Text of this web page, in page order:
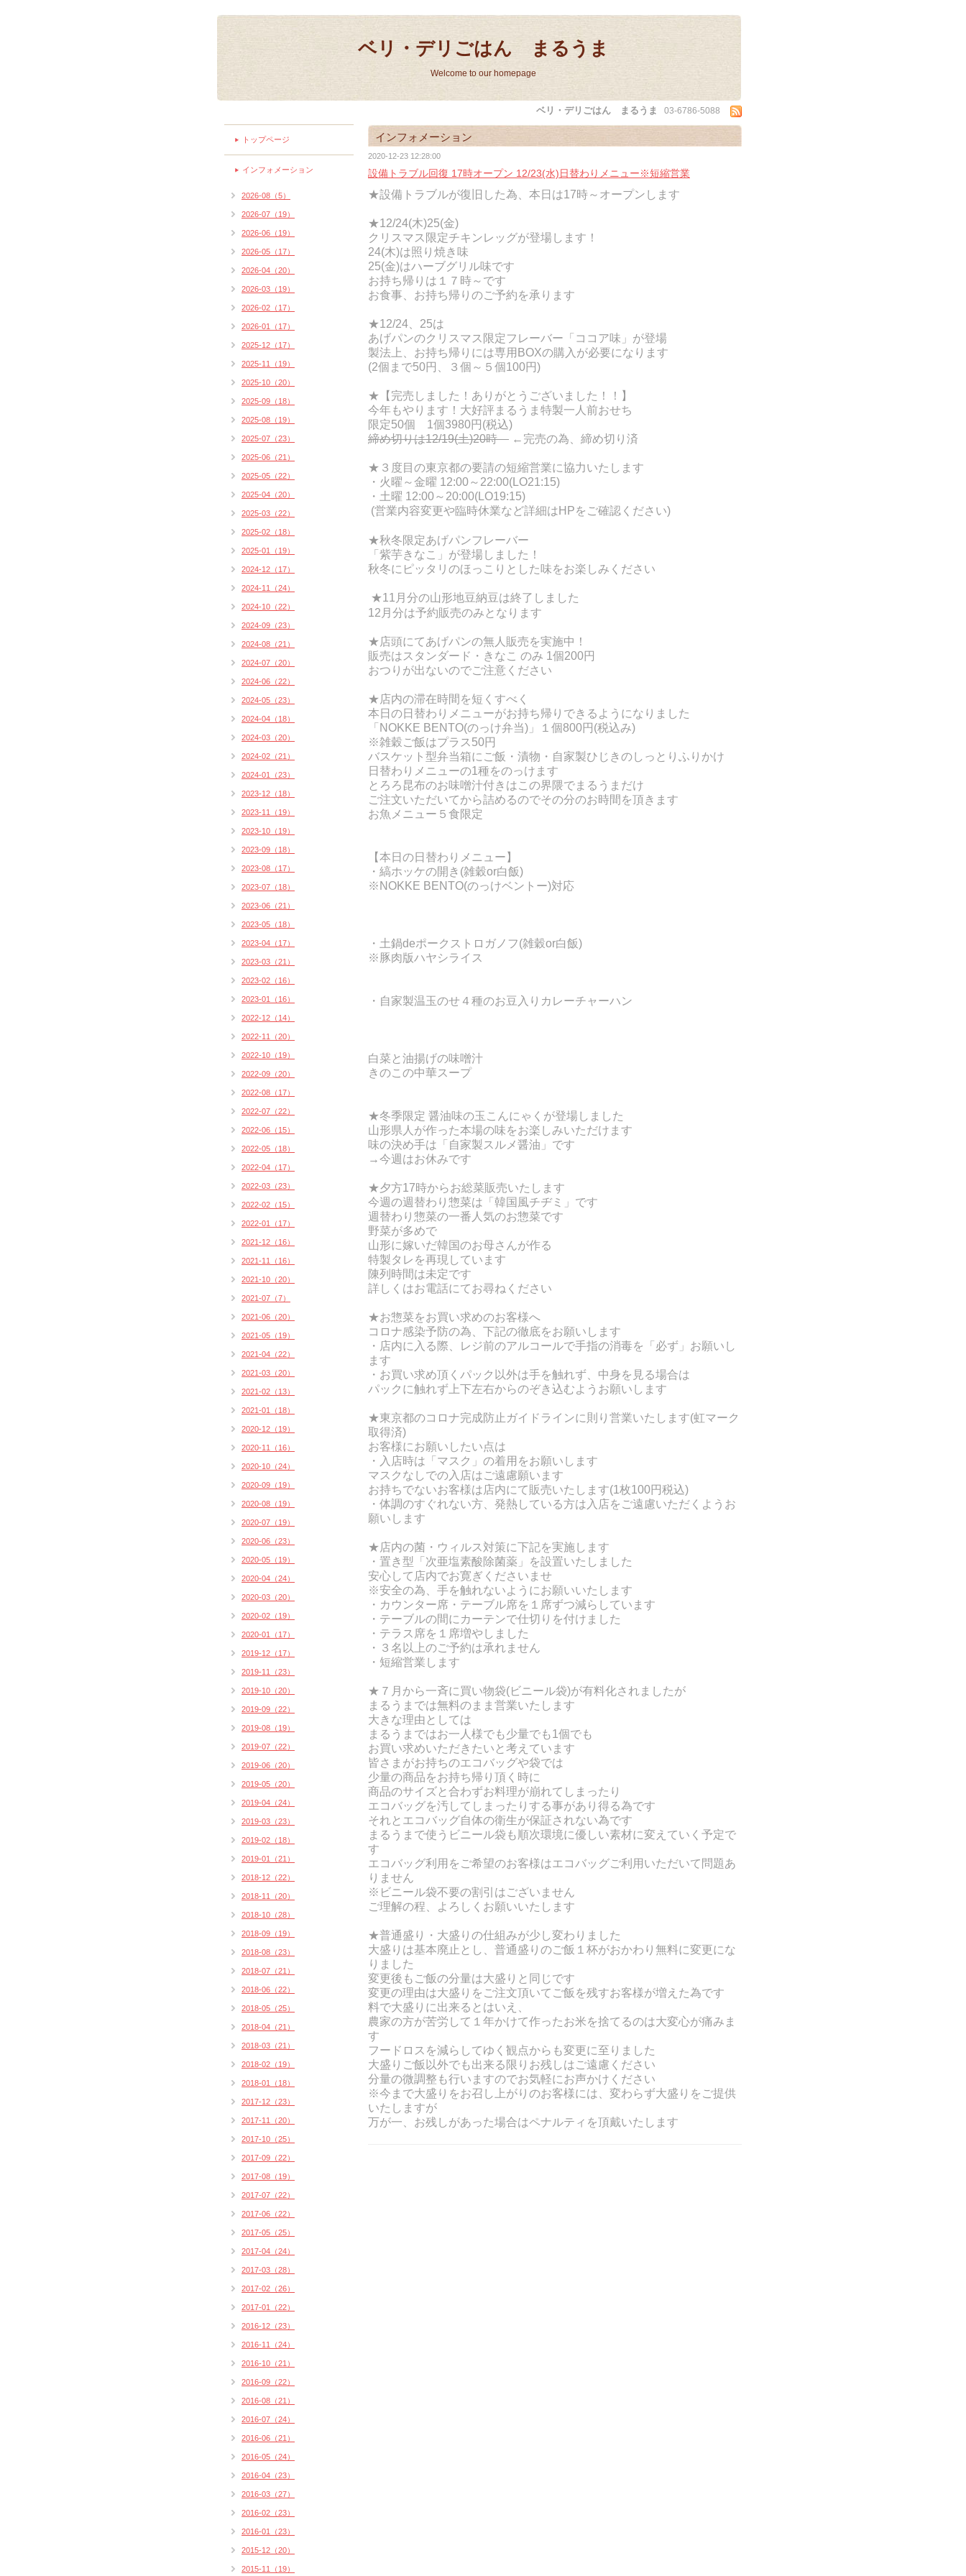
ベリ・デリごはん まるうま
Welcome to our homepage
ベリ・デリごはん まるうま 03-6786-5088
インフォメーション
2020-12-23 12:28:00
設備トラブル回復 17時オープン 12/23(水)日替わりメニュー※短縮営業
★設備トラブルが復旧した為、本日は17時～オープンします
★12/24(木)25(金)
クリスマス限定チキンレッグが登場します！
24(木)は照り焼き味
25(金)はハーブグリル味です
お持ち帰りは１７時～です
お食事、お持ち帰りのご予約を承ります
★12/24、25は
あげパンのクリスマス限定フレーバー「ココア味」が登場
製法上、お持ち帰りには専用BOXの購入が必要になります
(2個まで50円、３個～５個100円)
★【完売しました！ありがとうございました！！】
今年もやります！大好評まるうま特製一人前おせち
限定50個 1個3980円(税込)
締め切りは12/19(土)20時 ←完売の為、締め切り済
★３度目の東京都の要請の短縮営業に協力いたします
・火曜～金曜 12:00～22:00(LO21:15)
・土曜 12:00～20:00(LO19:15)
(営業内容変更や臨時休業など詳細はHPをご確認ください)
★秋冬限定あげパンフレーバー
「紫芋きなこ」が登場しました！
秋冬にピッタリのほっこりとした味をお楽しみください
★11月分の山形地豆納豆は終了しました
12月分は予約販売のみとなります
★店頭にてあげパンの無人販売を実施中！
販売はスタンダード・きなこ のみ 1個200円
おつりが出ないのでご注意ください
★店内の滞在時間を短くすべく
本日の日替わりメニューがお持ち帰りできるようになりました
「NOKKE BENTO(のっけ弁当)」１個800円(税込み)
※雑穀ご飯はプラス50円
バスケット型弁当箱にご飯・漬物・自家製ひじきのしっとりふりかけ
日替わりメニューの1種をのっけます
とろろ昆布のお味噌汁付きはこの界隈でまるうまだけ
ご注文いただいてから詰めるのでその分のお時間を頂きます
お魚メニュー５食限定
【本日の日替わりメニュー】
・縞ホッケの開き (雑穀or白飯)
※NOKKE BENTO(のっけベントー)対応
・土鍋deポークストロガノフ(雑穀or白飯)
※豚肉版ハヤシライス
・自家製温玉のせ４種のお豆入りカレーチャーハン
白菜と油揚げの味噌汁
きのこの中華スープ
★冬季限定 醤油味の玉こんにゃくが登場しました
山形県人が作った本場の味をお楽しみいただけます
味の決め手は「自家製スルメ醤油」です
→今週はお休みです
★夕方17時からお総菜販売いたします
今週の週替わり惣菜は「韓国風チヂミ」です
週替わり惣菜の一番人気のお惣菜です
野菜が多めで
山形に嫁いだ韓国のお母さんが作る
特製タレを再現しています
陳列時間は未定です
詳しくはお電話にてお尋ねください
★お惣菜をお買い求めのお客様へ
コロナ感染予防の為、下記の徹底をお願いします
・店内に入る際、レジ前のアルコールで手指の消毒を「必ず」お願いし
ます
・お買い求め頂くパック以外は手を触れず、 中身を見る場合は
パックに触れず上下左右からのぞき込むようお願いします
★東京都のコロナ完成防止ガイドラインに則り営業いたします(虹マーク
取得済)
お客様にお願いしたい点は
・入店時は「マスク」の着用をお願いします
マスクなしでの入店はご遠慮願います
お持ちでないお客様は店内にて販売いたします(1枚100円税込)
・体調のすぐれない方、発熱している方は入店をご遠慮いただくようお
願いします
★店内の菌・ウィルス対策に下記を実施します
・置き型「次亜塩素酸除菌薬」を設置いたしました
安心して店内でお寛ぎくださいませ
※安全の為、手を触れないようにお願いいたします
・カウンター席・テーブル席を１席ずつ減らしています
・テーブルの間にカーテンで仕切りを付けました
・テラス席を１席増やしました
・３名以上のご予約は承れません
・短縮営業します
★７月から一斉に買い物袋(ビニール袋)が有料化されましたが
まるうまでは無料のまま営業いたします
大きな理由としては
まるうまではお一人様でも少量でも1個でも
お買い求めいただきたいと考えています
皆さまがお持ちのエコバッグや袋では
少量の商品をお持ち帰り頂く時に
商品のサイズと合わずお料理が崩れてしまったり
エコバッグを汚してしまったりする事があり得る為です
それとエコバッグ自体の衛生が保証されない為です
まるうまで使うビニール袋も順次環境に優しい素材に変えていく予定で
す
エコバッグ利用をご希望のお客様はエコバッグご利用いただいて問題あ
りません
※ビニール袋不要の割引はございません
ご理解の程、よろしくお願いいたします
★普通盛り・大盛りの仕組みが少し変わりました
大盛りは基本廃止とし、普通盛りのご飯１杯がおかわり無料に変更にな
りました
変更後もご飯の分量は大盛りと同じです
変更の理由は大盛りをご注文頂いてご飯を残すお客様が増えた為です
料で大盛りに出来るとはいえ、
農家の方が苦労して１年かけて作ったお米を捨てるのは大変心が痛みま
す
フードロスを減らしてゆく観点からも変更に至りました
大盛りご飯以外でも出来る限りお残しはご遠慮ください
分量の微調整も行いますのでお気軽にお声かけください
※今まで大盛りをお召し上がりのお客様には、変わらず大盛りをご提供
いたしますが
万が一、お残しがあった場合はペナルティを頂戴いたします
トップページ
インフォメーション
2026-08（5）
2026-07（19）
2026-06（19）
2026-05（17）
2026-04（20）
2026-03（19）
2026-02（17）
2026-01（17）
2025-12（17）
2025-11（19）
2025-10（20）
2025-09（18）
2025-08（19）
2025-07（23）
2025-06（21）
2025-05（22）
2025-04（20）
2025-03（22）
2025-02（18）
2025-01（19）
2024-12（17）
2024-11（24）
2024-10（22）
2024-09（23）
2024-08（21）
2024-07（20）
2024-06（22）
2024-05（23）
2024-04（18）
2024-03（20）
2024-02（21）
2024-01（23）
2023-12（18）
2023-11（19）
2023-10（19）
2023-09（18）
2023-08（17）
2023-07（18）
2023-06（21）
2023-05（18）
2023-04（17）
2023-03（21）
2023-02（16）
2023-01（16）
2022-12（14）
2022-11（20）
2022-10（19）
2022-09（20）
2022-08（17）
2022-07（22）
2022-06（15）
2022-05（18）
2022-04（17）
2022-03（23）
2022-02（15）
2022-01（17）
2021-12（16）
2021-11（16）
2021-10（20）
2021-07（7）
2021-06（20）
2021-05（19）
2021-04（22）
2021-03（20）
2021-02（13）
2021-01（18）
2020-12（19）
2020-11（16）
2020-10（24）
2020-09（19）
2020-08（19）
2020-07（19）
2020-06（23）
2020-05（19）
2020-04（24）
2020-03（20）
2020-02（19）
2020-01（17）
2019-12（17）
2019-11（23）
2019-10（20）
2019-09（22）
2019-08（19）
2019-07（22）
2019-06（20）
2019-05（20）
2019-04（24）
2019-03（23）
2019-02（18）
2019-01（21）
2018-12（22）
2018-11（20）
2018-10（28）
2018-09（19）
2018-08（23）
2018-07（21）
2018-06（22）
2018-05（25）
2018-04（21）
2018-03（21）
2018-02（19）
2018-01（18）
2017-12（23）
2017-11（20）
2017-10（25）
2017-09（22）
2017-08（19）
2017-07（22）
2017-06（22）
2017-05（25）
2017-04（24）
2017-03（28）
2017-02（26）
2017-01（22）
2016-12（23）
2016-11（24）
2016-10（21）
2016-09（22）
2016-08（21）
2016-07（24）
2016-06（21）
2016-05（24）
2016-04（23）
2016-03（27）
2016-02（23）
2016-01（23）
2015-12（20）
2015-11（19）